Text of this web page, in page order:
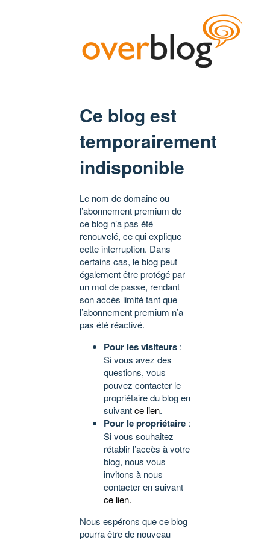
Ce blog est
temporairement
indisponible
Le nom de domaine ou
l’abonnement premium de
ce blog n’a pas été
renouvelé, ce qui explique
cette interruption. Dans
certains cas, le blog peut
également être protégé par
un mot de passe, rendant
son accès limité tant que
l’abonnement premium n’a
pas été réactivé.
Pour les visiteurs :
Si vous avez des
questions, vous
pouvez contacter le
propriétaire du blog en
suivantce lien.
Pour le propriétaire :
Si vous souhaitez
rétablir l’accès à votre
blog, nous vous
invitons à nous
contacter en suivant
ce lien.
Nous espérons que ce blog
pourra être de nouveau